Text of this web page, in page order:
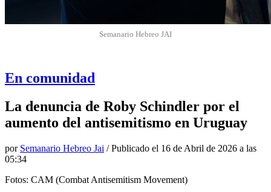
Semanario Hebreo JAI
En comunidad
La denuncia de Roby Schindler por el
aumento del antisemitismo en Uruguay
por Semanario Hebreo Jai / Publicado el 16 de Abril de 2026 a las
05:34
Fotos: CAM (Combat Antisemitism Movement)